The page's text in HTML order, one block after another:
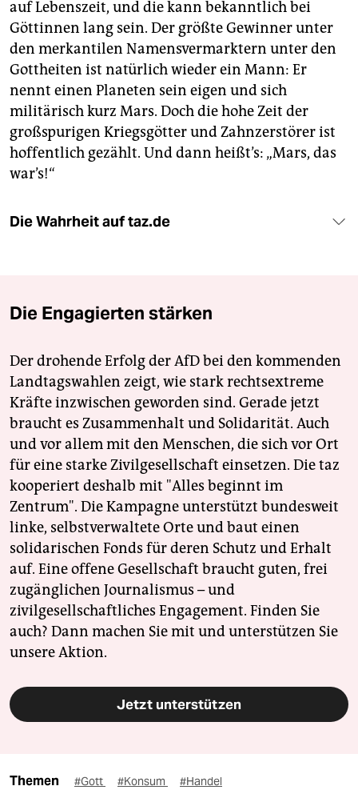
auf Lebenszeit, und die kann bekanntlich bei
Göttinnen lang sein. Der größte Gewinner unter
den merkantilen Namensvermarktern unter den
Gottheiten ist natürlich wieder ein Mann: Er
nennt einen Planeten sein eigen und sich
militärisch kurz Mars. Doch die hohe Zeit der
großspurigen Kriegsgötter und Zahnzerstörer ist
hoffentlich gezählt. Und dann heißt’s: „Mars, das
war’s!“
Die Wahrheit auf taz.de
Die Engagierten stärken
Der drohende Erfolg der AfD bei den kommenden
Landtagswahlen zeigt, wie stark rechtsextreme
Kräfte inzwischen geworden sind. Gerade jetzt
braucht es Zusammenhalt und Solidarität. Auch
und vor allem mit den Menschen, die sich vor Ort
für eine starke Zivilgesellschaft einsetzen. Die taz
kooperiert deshalb mit "Alles beginnt im
Zentrum". Die Kampagne unterstützt bundesweit
linke, selbstverwaltete Orte und baut einen
solidarischen Fonds für deren Schutz und Erhalt
auf. Eine offene Gesellschaft braucht guten, frei
zugänglichen Journalismus – und
zivilgesellschaftliches Engagement. Finden Sie
auch? Dann machen Sie mit und unterstützen Sie
unsere Aktion.
Jetzt unterstützen
Themen #Gott #Konsum #Handel